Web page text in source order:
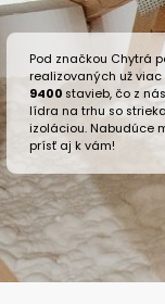
Pod značkou Chytrá
realizovaných už viac
9400 stavieb, čo z
lídra na trhu so
izoláciou. Nabudúce
prísť aj k vám!